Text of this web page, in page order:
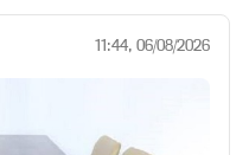
11:44, 06/08/2026